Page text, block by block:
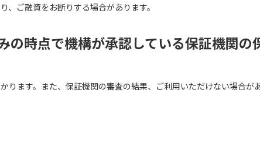
ご融資をお断りする場合があります。
の時点で機構が承認している保証機関の
ります。また、保証機関の審査の結果、ご利用いただけない場合があ